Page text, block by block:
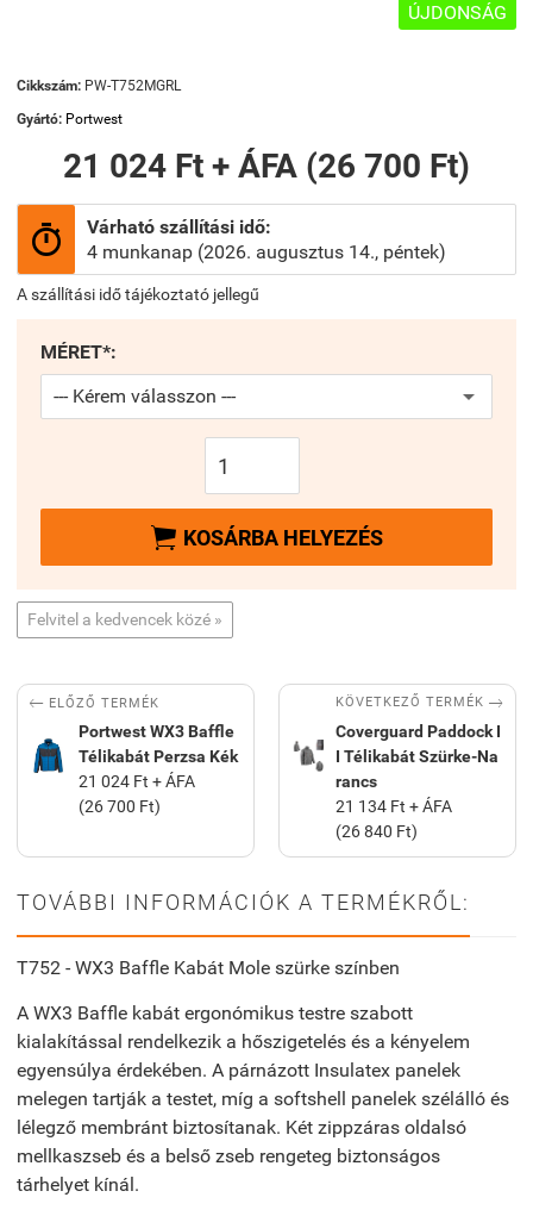
ÚJDONSÁG
Cikkszám: PW-T752MGRL
Gyártó: Portwest
21 024 Ft + ÁFA (26 700 Ft)

Várható szállítási idő:
4 munkanap (2026. augusztus 14., péntek)
A szállítási idő tájékoztató jellegű
MÉRET*:
 KOSÁRBA HELYEZÉS
Felvitel a kedvencek közé »
 ELŐZŐ TERMÉK
Portwest WX3 Baffle
Télikabát Perzsa Kék
21 024 Ft + ÁFA
(26 700 Ft)
KÖVETKEZŐ TERMÉK 
Coverguard Paddock I
I Télikabát Szürke-Na
rancs
21 134 Ft + ÁFA
(26 840 Ft)
TOVÁBBI INFORMÁCIÓK A TERMÉKRŐL:
T752 - WX3 Baffle Kabát Mole szürke színben
A WX3 Baffle kabát ergonómikus testre szabott
kialakítással rendelkezik a hőszigetelés és a kényelem
egyensúlya érdekében. A párnázott Insulatex panelek
melegen tartják a testet, míg a softshell panelek szélálló és
lélegző membránt biztosítanak. Két zippzáras oldalsó
mellkaszseb és a belső zseb rengeteg biztonságos
tárhelyet kínál.